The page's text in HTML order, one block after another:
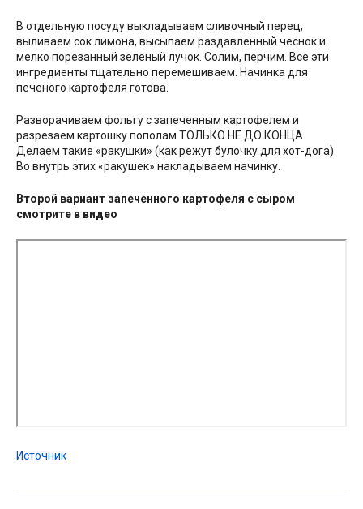
В отдельную посуду выкладываем сливочный перец,
выливаем сок лимона, высыпаем раздавленный чеснок и
мелко порезанный зеленый лучок. Солим, перчим. Все эти
ингредиенты тщательно перемешиваем. Начинка для
печеного картофеля готова.
Разворачиваем фольгу с запеченным картофелем и
разрезаем картошку пополам ТОЛЬКО НЕ ДО КОНЦА.
Делаем такие «ракушки» (как режут булочку для хот-дога).
Во внутрь этих «ракушек» накладываем начинку.
Второй вариант запеченного картофеля с сыром
смотрите в видео
Источник